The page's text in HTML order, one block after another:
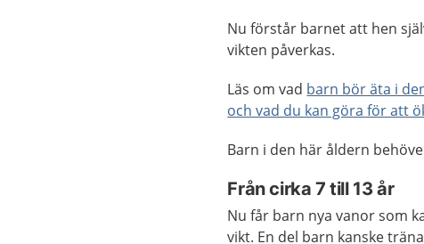
Nu förstår barnet att hen
vikten påverkas.
Läs om vad barn bör äta i
och vad du kan göra för att
Barn i den här åldern
Från cirka 7 till 13 år
Nu får barn nya vanor som
vikt. En del barn kanske